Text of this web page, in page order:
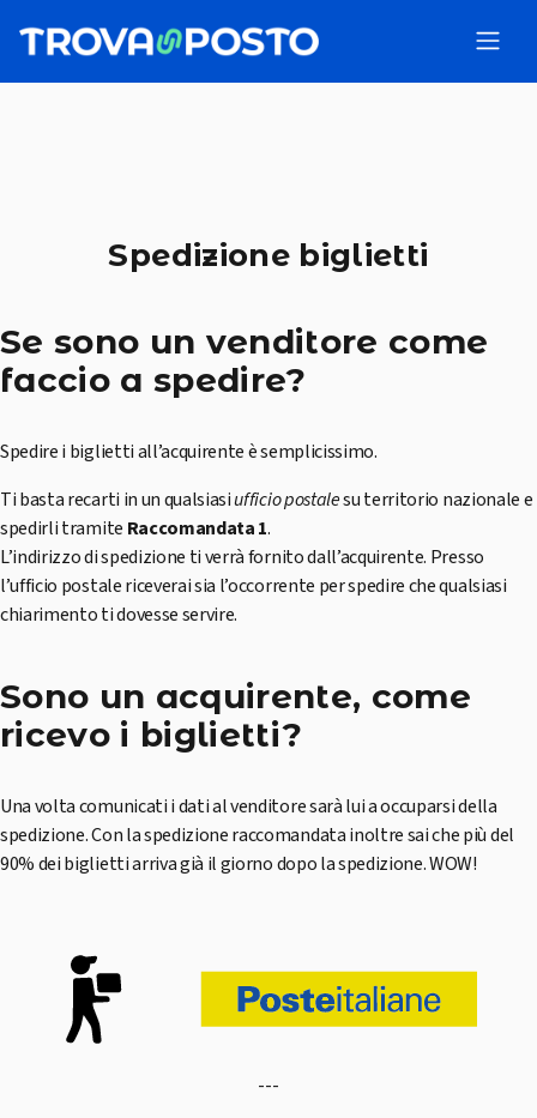
Spedizione biglietti
Se sono un venditore come
faccio a spedire?
Spedire i biglietti all’acquirente è semplicissimo.
Ti basta recarti in un qualsiasiufficio postalesu territorio nazionale e
spedirli tramite Raccomandata 1.
L’indirizzo di spedizione ti verrà fornito dall’acquirente. Presso
l’ufficio postale riceverai sia l’occorrente per spedire che qualsiasi
chiarimento ti dovesse servire.
Sono un acquirente, come
ricevo i biglietti?
Una volta comunicati i dati al venditore sarà lui a occuparsi della
spedizione. Con la spedizione raccomandata inoltre sai che più del
90% dei biglietti arriva già il giorno dopo la spedizione. WOW!
---